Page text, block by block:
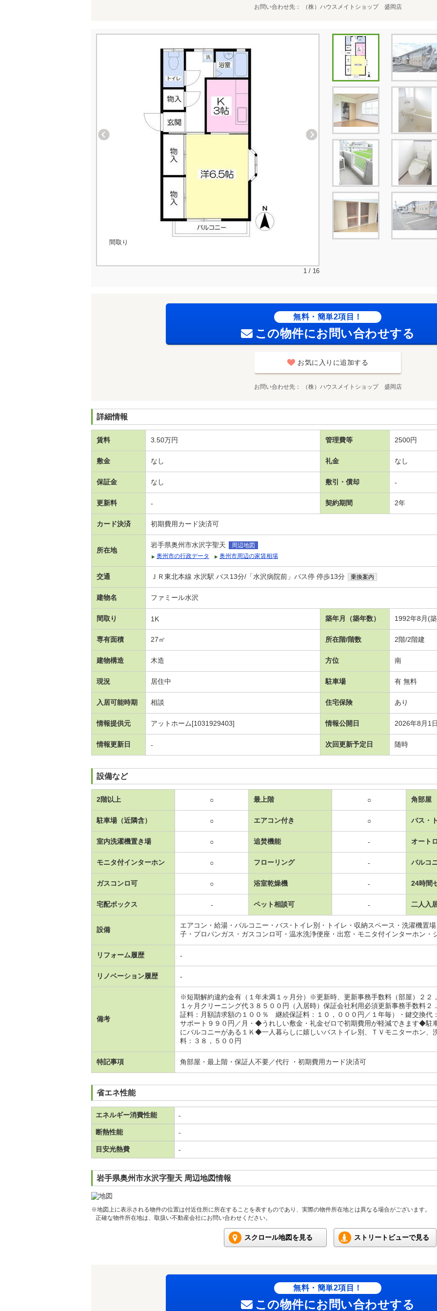
お問い合わせ先 （株）ハウスメイトショップ 盛岡店
間取り
1 / 16
無料・簡単2項目！
この物件にお問い合わせする
お気に入りに追加する
お問い合わせ先 （株）ハウスメイトショップ 盛岡店
詳細情報
賃料 3.50万円 管理費等 2500円
敷金 なし 礼金 なし
保証金 なし 敷引・償却 -
更新料 - 契約期間 2年
カード決済 初期費用カード決済可
所在地
岩手県奥州市水沢字聖天
周辺地図
奥州市の行政データ
奥州市周辺の家賃相場
交通 ＪＲ東北本線 水沢駅 バス13分/「水沢病院前」バス停 停歩13分 乗換案内
建物名 ファミール水沢
間取り 1K 築年月（築年数） 1992年8月(
専有面積 27㎡ 所在階/階数 2階/2階建
建物構造 木造 方位 南
現況 居住中 駐車場 有 無料
入居可能時期 相談 住宅保険 あり
情報提供元 アットホーム[1031929403] 情報公開日 2026年8月1日
情報更新日 - 次回更新予定日 随時
設備など
2階以上 ○ 最上階 ○ 角部屋
駐車場（近隣含） ○ エアコン付き ○ バス・
室内洗濯機置き場 ○ 追焚機能 - オート
モニタ付インターホン ○ フローリング - バルコ
ガスコンロ可 ○ 浴室乾燥機 - 24時間
宅配ボックス - ペット相談可 - 二人入
設備
エアコン・給湯・バルコニー・バス･トイレ別・トイレ・収納スペース・洗濯機置
子・プロパンガス・ガスコンロ可・温水洗浄便座・出窓・モニタ付インターホン・
リフォーム履歴 -
リノベーション履歴 -
備考
※短期解約違約金有（１年未満１ヶ月分）※更新時、更新事務手数料（部屋）２２
１ヶ月クリーニング代３８５００円（入居時）保証会社利用必須更新事務手数料
証料：月額請求額の１００％ 継続保証料：１０，０００円／１年毎）・鍵交換代
サポート９９０円／月・◆うれしい敷金・礼金ゼロで初期費用が軽減できます◆
にバルコニーがある１Ｋ◆一人暮らしに嬉しいバストイレ別、ＴＶモニターホン
料：３８，５００円
特記事項 角部屋・最上階・保証人不要／代行 ・初期費用カード決済可
省エネ性能
エネルギー消費性能 -
断熱性能 -
目安光熱費 -
岩手県奥州市水沢字聖天 周辺地図情報
※地図上に表示される物件の位置は付近住所に所在することを表すものであり、実際の物件所在地とは異なる場合がございます。
正確な物件所在地は、取扱い不動産会社にお問い合わせください。
スクロール地図を見る ストリートビューで見る
無料・簡単2項目！
この物件にお問い合わせする